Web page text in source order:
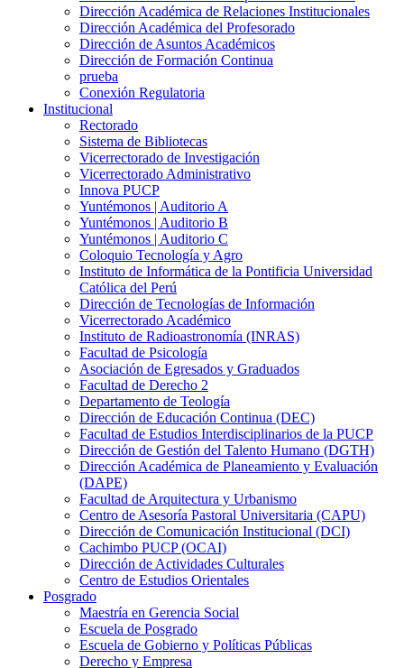
Dirección Académica de Relaciones Institucionales
Dirección Académica del Profesorado
Dirección de Asuntos Académicos
Dirección de Formación Continua
prueba
Conexión Regulatoria
Institucional
Rectorado
Sistema de Bibliotecas
Vicerrectorado de Investigación
Vicerrectorado Administrativo
Innova PUCP
Yuntémonos | Auditorio A
Yuntémonos | Auditorio B
Yuntémonos | Auditorio C
Coloquio Tecnología y Agro
Instituto de Informática de la Pontificia Universidad
Católica del Perú
Dirección de Tecnologías de Información
Vicerrectorado Académico
Instituto de Radioastronomía (INRAS)
Facultad de Psicología
Asociación de Egresados y Graduados
Facultad de Derecho 2
Departamento de Teología
Dirección de Educación Continua (DEC)
Facultad de Estudios Interdisciplinarios de la PUCP
Dirección de Gestión del Talento Humano (DGTH)
Dirección Académica de Planeamiento y Evaluación
(DAPE)
Facultad de Arquitectura y Urbanismo
Centro de Asesoría Pastoral Universitaria (CAPU)
Dirección de Comunicación Institucional (DCI)
Cachimbo PUCP (OCAI)
Dirección de Actividades Culturales
Centro de Estudios Orientales
Posgrado
Maestría en Gerencia Social
Escuela de Posgrado
Escuela de Gobierno y Políticas Públicas
Derecho y Empresa